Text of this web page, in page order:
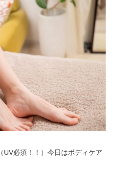
UV必須！！）今日はボディケア